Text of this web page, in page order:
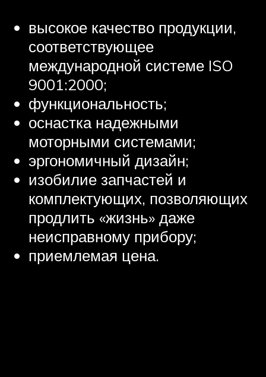
высокое качество продукции,
соответствующее
международной системе ISO
9001:2000;
функциональность;
оснастка надежными
моторными системами;
эргономичный дизайн;
изобилие запчастей и
комплектующих, позволяющих
продлить «жизнь» даже
неисправному прибору;
приемлемая цена.